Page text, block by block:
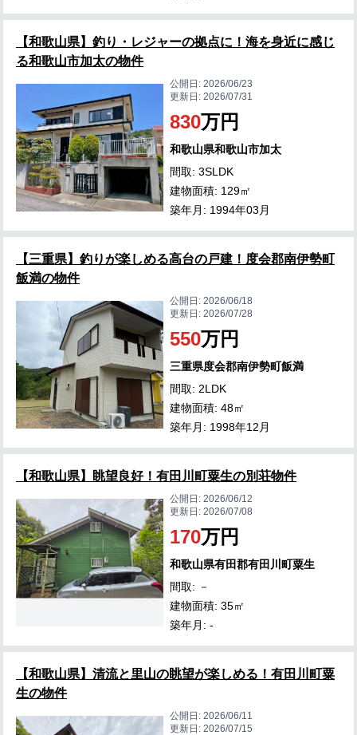
【和歌山県】釣り・レジャーの拠点に！海を身近に感じ
る和歌山市加太の物件
公開日:2026/06/23
更新日:2026/07/31
830万円
和歌山県和歌山市加太
間取: 3SLDK
建物面積: 129㎡
築年月: 1994年03月
【三重県】釣りが楽しめる高台の戸建！度会郡南伊勢町
飯満の物件
公開日:2026/06/18
更新日:2026/07/28
550万円
三重県度会郡南伊勢町飯満
間取: 2LDK
建物面積: 48㎡
築年月: 1998年12月
【和歌山県】眺望良好！有田川町粟生の別荘物件
公開日:2026/06/12
更新日:2026/07/08
170万円
和歌山県有田郡有田川町粟生
間取: －
建物面積: 35㎡
築年月: -
【和歌山県】清流と里山の眺望が楽しめる！有田川町粟
生の物件
公開日:2026/06/11
更新日:2026/07/15